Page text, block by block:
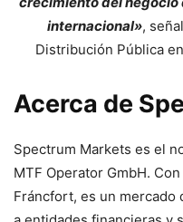
internacional»,
Distribución Pública
Acerca de
Spectrum Markets es el
MTF Operator GmbH.
Fráncfort, es un